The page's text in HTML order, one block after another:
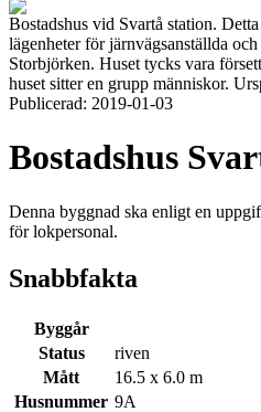
Bostadshus vid Svartå station.
lägenheter för järnvägsanställda
Storbjörken. Huset tycks vara
huset sitter en grupp människor.
Publicerad: 2019-01-03
Bostadshus
Denna byggnad ska enligt en
för lokpersonal.
Snabbfakta
Byggår
Status
riven
Mått
16.5 x 6.0 m
Husnummer 9A